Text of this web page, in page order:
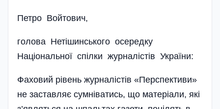
Петро Войтович,
голова Нетішинського осередку
Національної спілки журналістів України:
Фаховий рівень журналістів «Перспективи»
не заставляє сумні­ватись, що матеріали, які